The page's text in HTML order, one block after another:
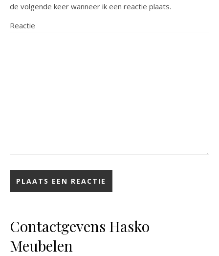
de volgende keer wanneer ik een reactie plaats.
Reactie
Contactgevens Hasko
Meubelen